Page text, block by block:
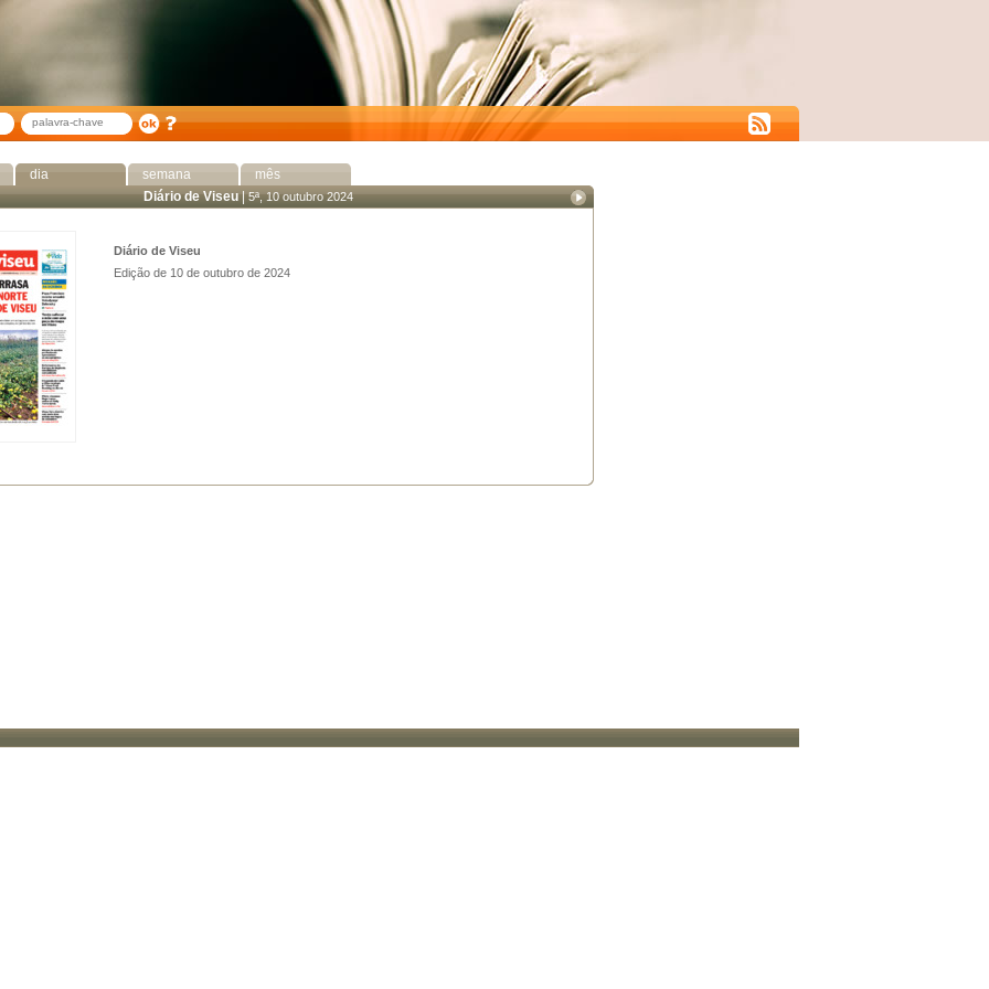
dia semana
mês
Diário de Viseu|5ª, 10 outubro 2024
Diário de Viseu
Edição de 10 de outubro de 2024